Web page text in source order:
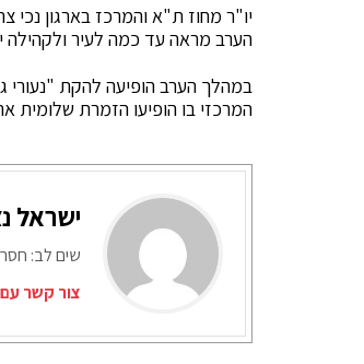
יו"ר מחוז ת"א והמרכז בארגון נכי
הערב מראה עד כמה לעיר ולקהילה
במהלך הערב הופיעה להקת "נעורי
המרכזי בו הופיעו הזמרת שלומית
ישראל
שים לב:
צור קשר